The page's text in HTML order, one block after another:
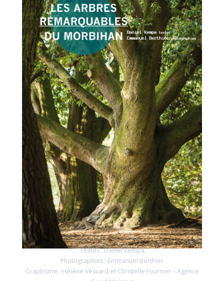
Textes : Daniel Kempa
Photographies : Emmanuel Berthier
Graphisme : Hélène Vesvard et Christelle Fournier – Agence